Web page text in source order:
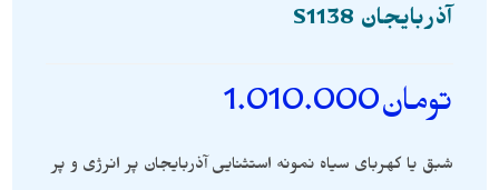
آذربایجان S1138
تومان1.010.000
شبق یا کهربای سیاه نمونه استثنایی آذربایجان پر انرژی و پر